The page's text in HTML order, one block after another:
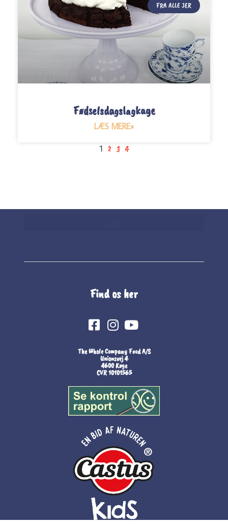
FRA ALLE JER
Fødselsdagslagkage
LÆS MERE»
1 2 3 4
Find os her
The Whole Company Food A/S
Unionsvej 4
4600 Køge
CVR 10101565